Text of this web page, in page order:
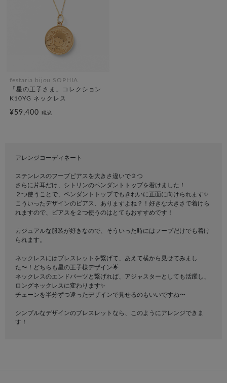
festaria bijou SOPHIA
「星の王子さま」コレクション
K10YG ネックレス
¥59,400 税込
アレンジコーディネート
ステンレスのフープピアスを大きさ違いで２つ
さらに片耳だけ、シトリンのペンダントトップを着けました！
２つ使うことで、ペンダントトップでもきれいに正面に向けられます✨
こういったデザインのピアス、ありますよね？！好きな大きさで着けら
れますので、ピアスを２つ使うのはとてもおすすめです！
カジュアルな服装が好きなので、そういった時にはフープだけでも着け
られます。
ネックレスにはブレスレットを繋げて、あえて横から見せてみまし
た〜！どちらも星の王子様デザイン🌟
ネックレスのエンドパーツと繋げれば、アジャスターとしても活躍し、
ロングネックレスに変わります✨
チェーンを半分ずつ違ったデザインで見せるのもいいですね〜
シンプルなデザインのブレスレットなら、このようにアレンジできま
す！